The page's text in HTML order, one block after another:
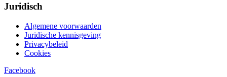
Juridisch
Algemene voorwaarden
Juridische kennisgeving
Privacybeleid
Cookies
Facebook